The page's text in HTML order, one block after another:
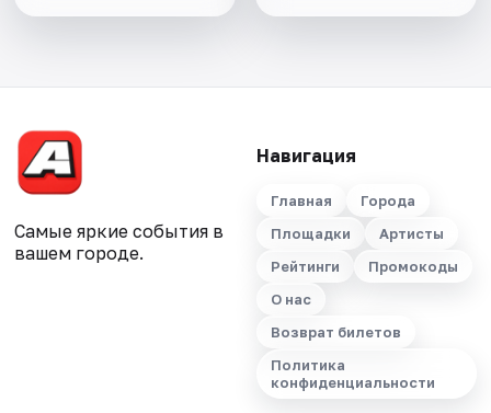
Самые яркие события в
вашем городе.
Навигация
Главная
Города
Площадки
Артисты
Рейтинги
Промокоды
О нас
Возврат билетов
Политика
конфиденциальности